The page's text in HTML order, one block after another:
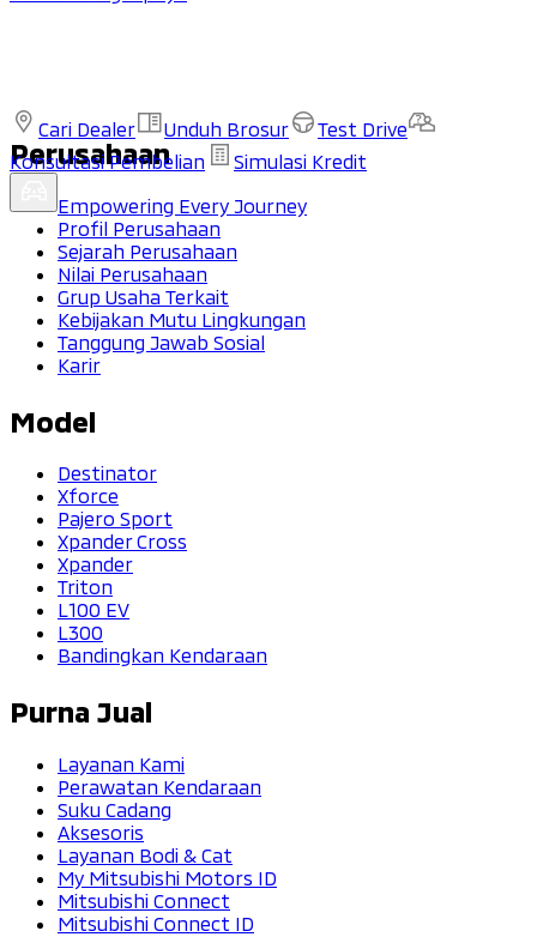
Cari Dealer Unduh Brosur
Test Drive
Konsultasi Pembelian
Simulasi Kredit
Perusahaan
Empowering Every Journey
Profil Perusahaan
Sejarah Perusahaan
Nilai Perusahaan
Grup Usaha Terkait
Kebijakan Mutu Lingkungan
Tanggung Jawab Sosial
Karir
Model
Destinator
Xforce
Pajero Sport
Xpander Cross
Xpander
Triton
L100 EV
L300
Bandingkan Kendaraan
Purna Jual
Layanan Kami
Perawatan Kendaraan
Suku Cadang
Aksesoris
Layanan Bodi & Cat
My Mitsubishi Motors ID
Mitsubishi Connect
Mitsubishi Connect ID